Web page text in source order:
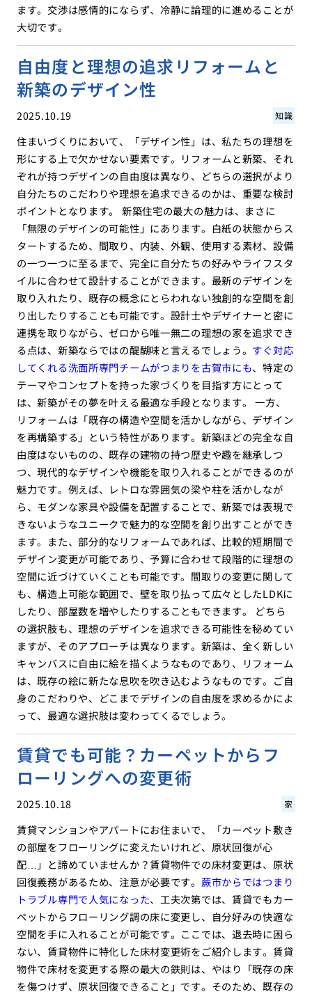
ます。交渉は感情的にならず、冷静に論理的に進めることが
大切です。
自由度と理想の追求リフォームと
新築のデザイン性
2025.10.19 知識
住まいづくりにおいて、「デザイン性」は、私たちの理想を
形にする上で欠かせない要素です。リフォームと新築、それ
ぞれが持つデザインの自由度は異なり、どちらの選択がより
自分たちのこだわりや理想を追求できるのかは、重要な検討
ポイントとなります。 新築住宅の最大の魅力は、まさに
「無限のデザインの可能性」にあります。白紙の状態からス
タートするため、間取り、内装、外観、使用する素材、設備
の一つ一つに至るまで、完全に自分たちの好みやライフスタ
イルに合わせて設計することができます。最新のデザインを
取り入れたり、既存の概念にとらわれない独創的な空間を創
り出したりすることも可能です。設計士やデザイナーと密に
連携を取りながら、ゼロから唯一無二の理想の家を追求でき
る点は、新築ならではの醍醐味と言えるでしょう。 すぐ対応
してくれる洗面所専門チームがつまりを古賀市にも、特定の
テーマやコンセプトを持った家づくりを目指す方にとって
は、新築がその夢を叶える最適な手段となります。 一方、
リフォームは「既存の構造や空間を活かしながら、デザイン
を再構築する」という特性があります。新築ほどの完全な自
由度はないものの、既存の建物の持つ歴史や趣を継承しつ
つ、現代的なデザインや機能を取り入れることができるのが
魅力です。例えば、レトロな雰囲気の梁や柱を活かしなが
ら、モダンな家具や設備を配置することで、新築では表現で
きないようなユニークで魅力的な空間を創り出すことができ
ます。また、部分的なリフォームであれば、比較的短期間で
デザイン変更が可能であり、予算に合わせて段階的に理想の
空間に近づけていくことも可能です。間取りの変更に関して
も、構造上可能な範囲で、壁を取り払って広々としたLDKに
したり、部屋数を増やしたりすることもできます。 どちら
の選択肢も、理想のデザインを追求できる可能性を秘めてい
ますが、そのアプローチは異なります。新築は、全く新しい
キャンバスに自由に絵を描くようなものであり、リフォーム
は、既存の絵に新たな息吹を吹き込むようなものです。ご自
身のこだわりや、どこまでデザインの自由度を求めるかによ
って、最適な選択肢は変わってくるでしょう。
賃貸でも可能？カーペットからフ
ローリングへの変更術
2025.10.18 家
賃貸マンションやアパートにお住まいで、「カーペット敷き
の部屋をフローリングに変えたいけれど、原状回復が心
配…」と諦めていませんか？賃貸物件での床材変更は、原状
回復義務があるため、注意が必要です。 蕨市からではつまり
トラブル専門で人気になった、工夫次第では、賃貸でもカー
ペットからフローリング調の床に変更し、自分好みの快適な
空間を手に入れることが可能です。ここでは、退去時に困ら
ない、賃貸物件に特化した床材変更術をご紹介します。賃貸
物件で床材を変更する際の最大の鉄則は、やはり「既存の床
を傷つけず、原状回復できること」です。そのため、既存の